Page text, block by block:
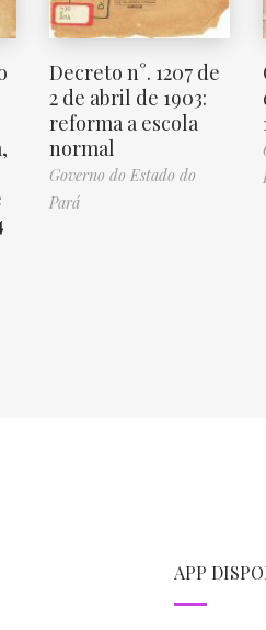
Decreto n°. 1207 de
2 de abril de 1903:
reforma a escola
normal
Governo do Estado do
Pará
APP